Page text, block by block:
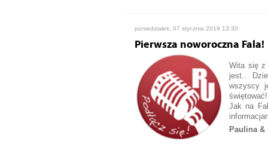
poniedziałek, 07 stycznia 2019 13:30
Pierwsza noworoczna Fala!
Wita się z
jest…
wszyscy
Jak na
Paulina &